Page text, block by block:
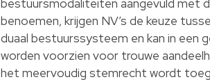
bestuursmodaliteiten aangevuld met
benoemen, krijgen NV’s de keuze
duaal bestuurssysteem en kan in
worden voorzien voor trouwe
het meervoudig stemrecht wordt